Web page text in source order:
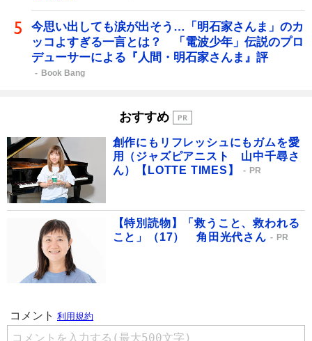
今思い出しても涙が出そう…「明石家さんま」のカ
ッコよすぎる一言とは？ 「電波少年」伝説のプロ
デューサーによる『人間・明石家さんま』評
Book Bang
おすすめ
創作にもリフレッシュにもガムを愛
用（ジャズピアニスト 山中千尋さ
ん）【LOTTE TIMES】
PR
【特別読物】「救うこと、救われる
こと」（17） 角田光代さん
PR